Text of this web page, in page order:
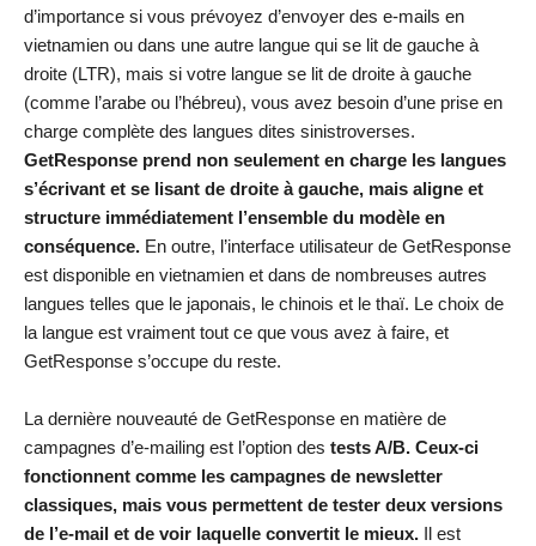
d’importance si vous prévoyez d’envoyer des e-mails en
vietnamien ou dans une autre langue qui se lit de gauche à
droite (LTR), mais si votre langue se lit de droite à gauche
(comme l’arabe ou l’hébreu), vous avez besoin d’une prise en
charge complète des langues dites sinistroverses.
GetResponse prend non seulement en charge les langues
s’écrivant et se lisant de droite à gauche, mais aligne et
structure immédiatement l’ensemble du modèle en
conséquence. En outre, l’interface utilisateur de GetResponse
est disponible en vietnamien et dans de nombreuses autres
langues telles que le japonais, le chinois et le thaï. Le choix de
la langue est vraiment tout ce que vous avez à faire, et
GetResponse s’occupe du reste.
La dernière nouveauté de GetResponse en matière de
campagnes d’e-mailing est l’option des tests A/B. Ceux-ci
fonctionnent comme les campagnes de newsletter
classiques, mais vous permettent de tester deux versions
de l’e-mail et de voir laquelle convertit le mieux. Il est